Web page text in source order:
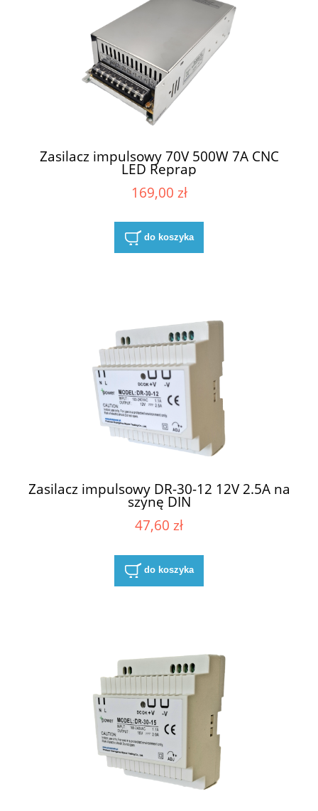
Zasilacz impulsowy 70V 500W 7A CNC
LED Reprap
169,00 zł
do koszyka
Zasilacz impulsowy DR-30-12 12V 2.5A na
szynę DIN
47,60 zł
do koszyka